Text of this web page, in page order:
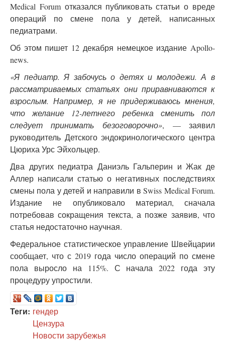
Medical Forum отказался публиковать статьи о вреде
операций по смене пола у детей, написанных
педиатрами.
Об этом пишет 12 декабря немецкое издание Apollo-
news.
«Я педиатр. Я забочусь о детях и молодежи. А в
рассматриваемых статьях они приравниваются к
взрослым. Например, я не придерживаюсь мнения,
что желание 12-летнего ребенка сменить пол
следует принимать безоговорочно», — заявил
руководитель Детского эндокринологического центра
Цюриха Урс Эйхольцер.
Два других педиатра Даниэль Гальперин и Жак де
Аллер написали статью о негативных последствиях
смены пола у детей и направили в Swiss Medical Forum.
Издание не опубликовало материал, сначала
потребовав сокращения текста, а позже заявив, что
статья недостаточно научная.
Федеральное статистическое управление Швейцарии
сообщает, что с 2019 года число операций по смене
пола выросло на 115%. С начала 2022 года эту
процедуру упростили.
Теги: гендер
Цензура
Новости зарубежья